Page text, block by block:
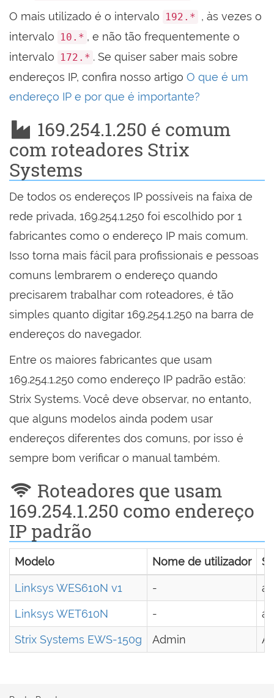
O mais utilizado é o intervalo 192.* , às vezes o
intervalo
10.* , e não tão frequentemente o
intervalo
172.* . Se quiser saber mais sobre
endereços IP, confira nosso artigo O que é um
endereço IP e por que é importante?
169.254.1.250 é comum
com roteadores Strix
Systems
De todos os endereços IP possíveis na faixa de
rede privada, 169.254.1.250 foi escolhido por 1
fabricantes como o endereço IP mais comum.
Isso torna mais fácil para profissionais e pessoas
comuns lembrarem o endereço quando
precisarem trabalhar com roteadores, é tão
simples quanto digitar 169.254.1.250 na barra de
endereços do navegador.
Entre os maiores fabricantes que usam
169.254.1.250 como endereço IP padrão estão:
Strix Systems. Você deve observar, no entanto,
que alguns modelos ainda podem usar
endereços diferentes dos comuns, por isso é
sempre bom verificar o manual também.
Roteadores que usam
169.254.1.250 como endereço
IP padrão
Modelo Nome de utilizador
Linksys WES610N v1 -
Linksys WET610N
-
Strix Systems EWS-150g
Admin